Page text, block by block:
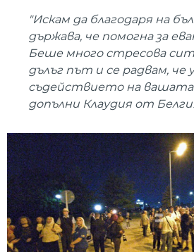
"Искам да благодаря на
държава, че помогна за
Беше много стресова
дълъг път и се радвам, че
съдействието на вашата
допълни Клаудия от